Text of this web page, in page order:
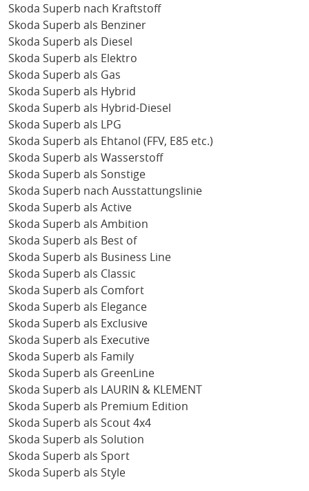
Skoda Superb nach Kraftstoff
Skoda Superb als Benziner
Skoda Superb als Diesel
Skoda Superb als Elektro
Skoda Superb als Gas
Skoda Superb als Hybrid
Skoda Superb als Hybrid-Diesel
Skoda Superb als LPG
Skoda Superb als Ehtanol (FFV, E85 etc.)
Skoda Superb als Wasserstoff
Skoda Superb als Sonstige
Skoda Superb nach Ausstattungslinie
Skoda Superb als Active
Skoda Superb als Ambition
Skoda Superb als Best of
Skoda Superb als Business Line
Skoda Superb als Classic
Skoda Superb als Comfort
Skoda Superb als Elegance
Skoda Superb als Exclusive
Skoda Superb als Executive
Skoda Superb als Family
Skoda Superb als GreenLine
Skoda Superb als LAURIN & KLEMENT
Skoda Superb als Premium Edition
Skoda Superb als Scout 4x4
Skoda Superb als Solution
Skoda Superb als Sport
Skoda Superb als Style